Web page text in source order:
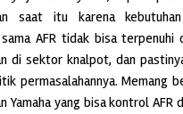
saat itu karena
sama AFR tidak bisa terpenuhi
di sektor knalpot, dan
permasalahannya. Memang
Yamaha yang bisa kontrol AFR